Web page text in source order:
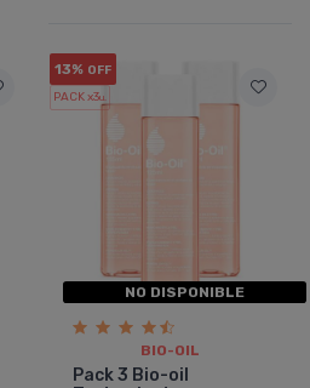
13% OFF
PACK x3u.
NO DISPONIBLE
BIO-OIL
Pack 3 Bio-oil